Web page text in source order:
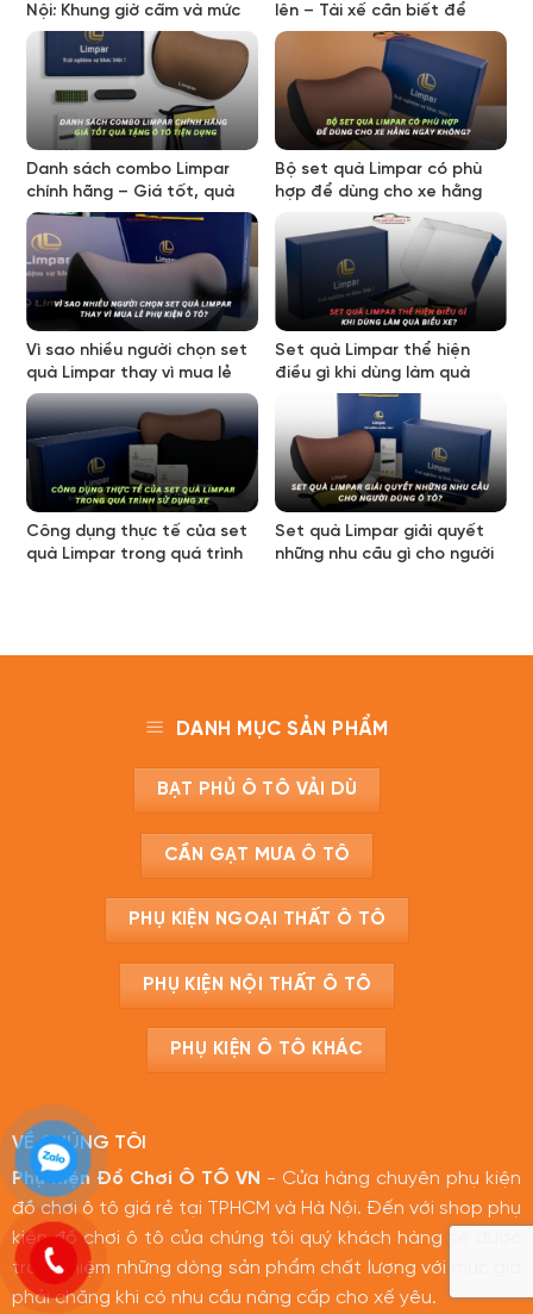
Nội: Khung giờ cấm và mức
phạt mới nhất
lên – Tài xế cần biết để
tránh bị phạt oan
Danh sách combo Limpar
chính hãng – Giá tốt, quà
tặng ô tô tiện dụng
Bộ set quà Limpar có phù
hợp để dùng cho xe hằng
ngày không?
Vì sao nhiều người chọn set
quà Limpar thay vì mua lẻ
phụ kiện ô tô?
Set quà Limpar thể hiện
điều gì khi dùng làm quà
biếu xe?
Công dụng thực tế của set
quà Limpar trong quá trình
Set quà Limpar giải quyết
những nhu cầu gì cho người
DANH MỤC SẢN PHẨM
BẠT PHỦ Ô TÔ VẢI DÙ
CẦN GẠT MƯA Ô TÔ
PHỤ KIỆN NGOẠI THẤT Ô TÔ
PHỤ KIỆN NỘI THẤT Ô TÔ
PHỤ KIỆN Ô TÔ KHÁC
VỀ CHÚNG TÔI
Phụ Kiện Đồ Chơi Ô TÔ VN - Cửa hàng chuyên phụ kiện
đồ chơi ô tô giá rẻ tại TPHCM và Hà Nội. Đến với shop phụ
kiện đồ chơi ô tô của chúng tôi quý khách hàng sẽ được
trải nghiệm những dòng sản phẩm chất lượng với mức giá
phải chăng khi có nhu cầu nâng cấp cho xế yêu.